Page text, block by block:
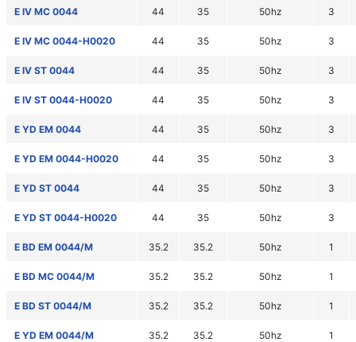
E IV MC 0044 44 35 50hz 3
E IV MC 0044-H0020 44 35 50hz 3
E IV ST 0044 44 35 50hz 3
E IV ST 0044-H0020 44 35 50hz 3
E YD EM 0044 44 35 50hz 3
E YD EM 0044-H0020 44 35 50hz 3
E YD ST 0044 44 35 50hz 3
E YD ST 0044-H0020 44 35 50hz 3
E BD EM 0044/M 35.2 35.2 50hz 1
E BD MC 0044/M 35.2 35.2 50hz 1
E BD ST 0044/M 35.2 35.2 50hz 1
E YD EM 0044/M 35.2 35.2 50hz 1